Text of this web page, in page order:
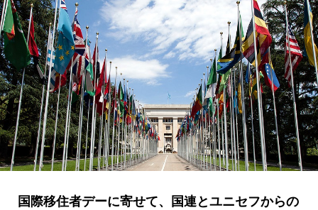
国際移住者デーに寄せて、国連とユニセフからの